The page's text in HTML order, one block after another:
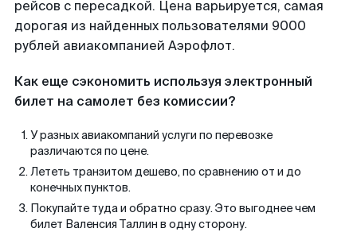
рейсов с пересадкой. Цена варьируется, самая
дорогая из найденных пользователями 9000
рублей авиакомпанией Аэрофлот.
Как еще сэкономить используя электронный
билет на самолет без комиссии?
У разных авиакомпаний услуги по перевозке
различаются по цене.
Лететь транзитом дешево, по сравнению от и до
конечных пунктов.
Покупайте туда и обратно сразу. Это выгоднее чем
билет Валенсия Таллин в одну сторону.